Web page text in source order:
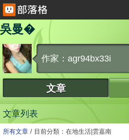
吳曼�
作家：agr94bx33i
文章
文章列表
所有文章 / 目前分類：在地生活|雲嘉南